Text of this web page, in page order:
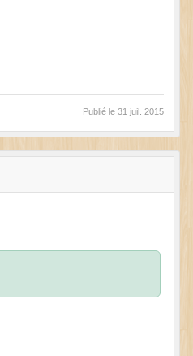
Publié le 31 juil. 2015